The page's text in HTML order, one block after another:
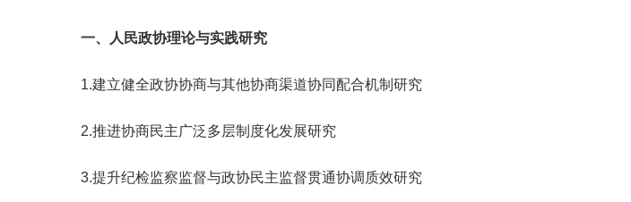
一、人民政协理论与实践研究
1.建立健全政协协商与其他协商渠道协同配合机制研究
2.推进协商民主广泛多层制度化发展研究
3.提升纪检监察监督与政协民主监督贯通协调质效研究